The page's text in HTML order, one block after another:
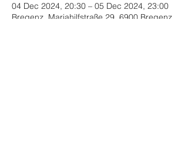
04 Dec 2024, 20:30 – 05 Dec 2024, 23:00
Bregenz, Mariahilfstraße 29, 6900 Bregenz,